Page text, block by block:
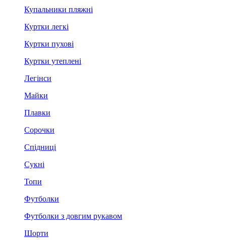
Купальники пляжні
Куртки легкі
Куртки пухові
Куртки утеплені
Легінси
Майки
Плавки
Сорочки
Спідниці
Сукні
Топи
Футболки
Футболки з довгим рукавом
Шорти